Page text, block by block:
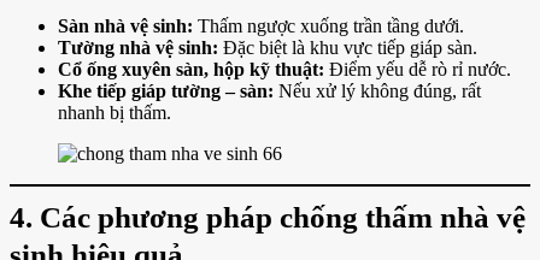
Sàn nhà vệ sinh: Thấm ngược xuống trần tầng dưới.
Tường nhà vệ sinh: Đặc biệt là khu vực tiếp giáp sàn.
Cổ ống xuyên sàn, hộp kỹ thuật: Điểm yếu dễ rò rỉ nước.
Khe tiếp giáp tường – sàn: Nếu xử lý không đúng, rất
nhanh bị thấm.
4. Các phương pháp chống thấm nhà vệ